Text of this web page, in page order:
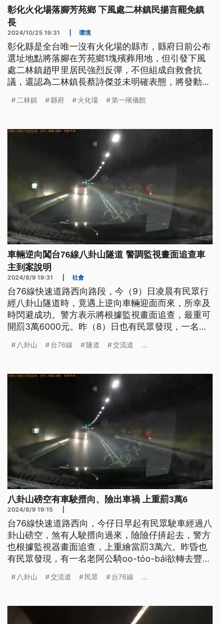
彰化火化場落腳芳苑鄉 下風處二林鎮民揚言罷免鎮
長
2024/10/25 19:31 環境
彰化縣是全台唯一沒有火化場的縣市，縣府日前公布
選址地點將落腳在芳苑鄉1塊殯葬用地，但引發下風
處二林鎮趙甲里居民強烈反彈，不但組成自救會抗
議，還認為二林鎮長蔡詩傑並未明確表態，將發動罷
會，規劃完整回饋機制來爭取支持。
二林鎮 縣府 火化場 第一殯儀館
車輛逆向闖台76線八卦山隧道 警調監視畫面追查車
主到案說明
2024/8/9 19:31 社會
台76線快速道路西向路段，今（9）日凌晨有民眾行
經八卦山隧道時，竟遇上逆向車輛迎面而來，所幸及
時閃避成功。警方表示將根據監視畫面追查，最重可
開罰3萬6000元。昨（8）日也有民眾發現，一名老
道，所幸被熱心駕駛及時攔下。
八卦山 台76線 隧道 交流道 ...
八卦山磅空有車駛搢向、險出車禍 上重罰3萬6
2024/8/9 19:15
台76線快速道路西向，今仔日早起有民眾駛車經過八
卦山磅空，煞有人駛搢向過來，險險仔挵起去，警方
也根據監視器畫面追查，上重繪當罰3萬六。昨昏也
有民眾發現，有一名老阿公騎oo-tóo-bái欲轉去豐
（這條新聞標題、前言是臺語文。）
八卦山 交流道 民眾 台76線 ...